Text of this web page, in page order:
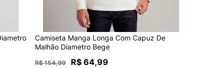
Camiseta Manga Longa Com Capuz De
Malhão Diametro Bege
R$ 154,99 R$ 64,99